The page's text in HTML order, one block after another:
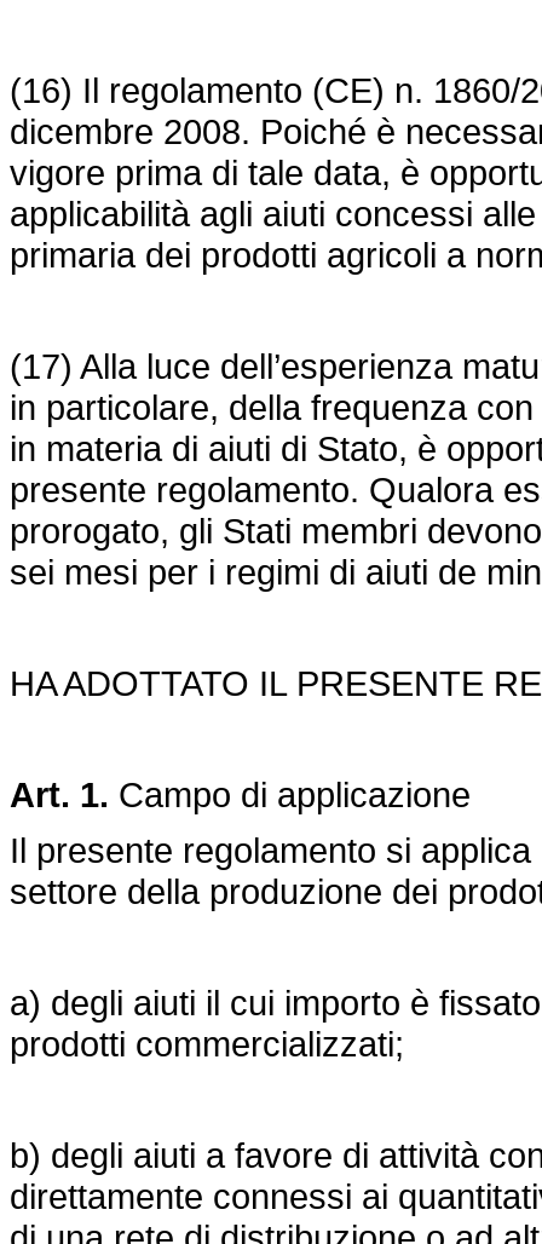
(16) Il regolamento (CE) n. 1860/
dicembre 2008. Poiché è
vigore prima di tale data, è
applicabilità agli aiuti concessi
primaria dei prodotti agricoli a
(17) Alla luce dell’esperienza
in particolare, della frequenza
in materia di aiuti di Stato, è
presente regolamento. Qualora
prorogato, gli Stati membri
sei mesi per i regimi di aiuti de
HA ADOTTATO IL PRESENTE
Art. 1. Campo di applicazione
Il presente regolamento si
settore della produzione dei
a) degli aiuti il cui importo è
prodotti commercializzati;
b) degli aiuti a favore di attività
direttamente connessi ai